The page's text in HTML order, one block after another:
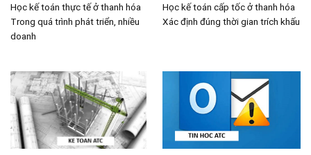
Học kế toán thực tế ở thanh hóa
Trong quá trình phát triển, nhiều
doanh
Học kế toán cấp tốc ở thanh hóa
Xác định đúng thời gian trích khấu